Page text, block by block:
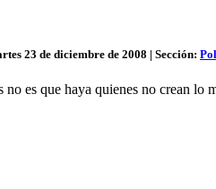
23 de diciembre de 2008 | Sección:
no es que haya quienes no crean